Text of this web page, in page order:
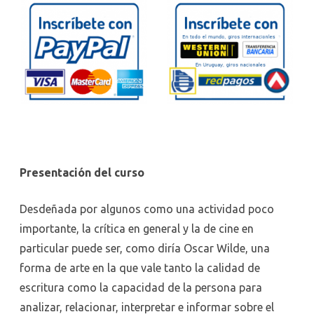
Presentación del curso
Desdeñada por algunos como una actividad poco
importante, la crítica en general y la de cine en
particular puede ser, como diría Oscar Wilde, una
forma de arte en la que vale tanto la calidad de
escritura como la capacidad de la persona para
analizar, relacionar, interpretar e informar sobre el